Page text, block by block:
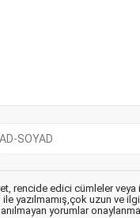
rencide edici cümleler veya
ile yazılmamış,çok uzun ve
yorumlar